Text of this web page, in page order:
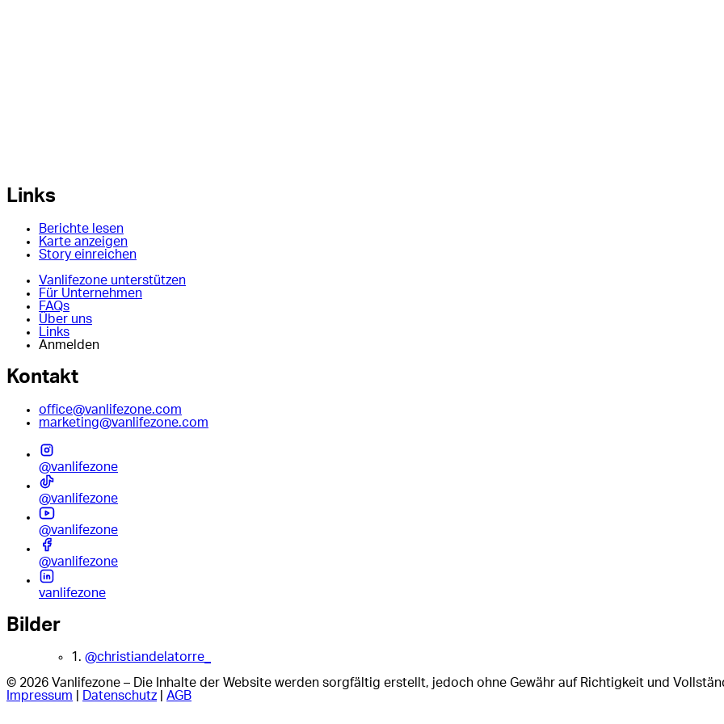
Links
Berichte lesen
Karte anzeigen
Story einreichen
Vanlifezone unterstützen
Für Unternehmen
FAQs
Über uns
Links
Anmelden
Kontakt
office@vanlifezone.com
marketing@vanlifezone.com
@vanlifezone
@vanlifezone
@vanlifezone
@vanlifezone
vanlifezone
Bilder
1. @christiandelatorre_
© 2026 Vanlifezone – Die Inhalte der Website werden sorgfältig erstellt, jedoch ohne Gewähr auf Richtigkeit und
Impressum
Datenschutz| AGB